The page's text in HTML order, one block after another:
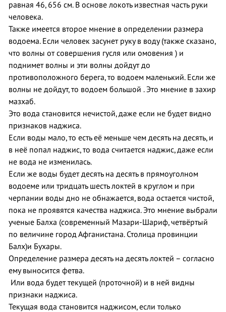
равная 46, 656 см. В основе локоть известная часть руки
человека.
Также имеется второе мнение в определении размера
водоема. Если человек засунет руку в воду (также сказано,
что волны от совершения гусля или омовения ) и
поднимет волны и эти волны дойдут до
противоположного берега, то водоем маленький. Если же
волны не дойдут, то водоем большой . Это мнение в захир
мазхаб.
Это вода становится нечистой, даже если не будет видно
признаков наджиса.
Если воды мало, то есть её меньше чем десять на десять, и
в неё попал наджис, то вода считается наджис, даже если
не вода не изменилась.
Если же воды будет десять на десять в прямоуголном
водоеме или тридцать шесть локтей в круглом и при
черпании воды дно не обнажается, вода остается чистой,
пока не проявятся качества наджиса. Это мнение выбрали
ученые Балха (современный Мазари-Шариф, четвёртый
по величине город Афганистана. Столица провинции
Балх)и Бухары.
Определение размера десять на десять локтей – согласно
ему выносится фетва.
Или вода будет текущей (проточной) и в ней видны
признаки наджиса.
Текущая вода становится наджисом, если только